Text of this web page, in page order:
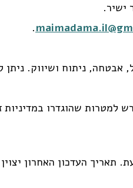
ישיר.
.
ניתוח ושיווק.
למטרות שהוגדרו
תאריך העדכון האחרון